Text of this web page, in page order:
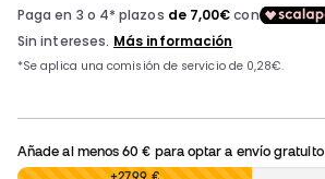
Añade al menos60 € para optar a envío gratuito